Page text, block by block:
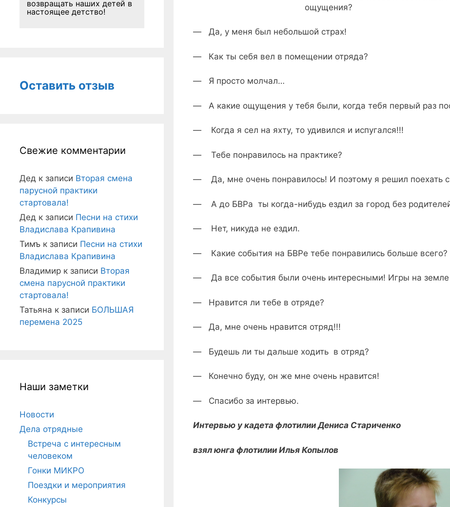
ощущения?
— Да, у меня был небольшой страх!
— Как ты себя вел в помещении отряда?
— Я просто молчал…
— А какие ощущения у тебя были, когда тебя первый раз
— Когда я сел на яхту, то удивился и испугался!!!
— Тебе понравилось на практике?
— Да, мне очень понравилось! И поэтому я решил поехать
— А до БВРа ты когда-нибудь ездил за город без
— Нет, никуда не ездил.
— Какие события на БВРе тебе понравились больше всего?
— Да все события были очень интересными! Игры на
— Нравится ли тебе в отряде?
— Да, мне очень нравится отряд!!!
— Будешь ли ты дальше ходить в отряд?
— Конечно буду, он же мне очень нравится!
— Спасибо за интервью.
Интервью у кадета флотилии Дениса Стариченко
взял юнга флотилии Илья Копылов
возвращать наших детей в
настоящее детство!
Оставить отзыв
Свежие комментарии
Дед к записи Вторая смена
парусной практики
стартовала!
Дед к записи Песни на стихи
Владислава Крапивина
Тимъ к записи Песни на стихи
Владислава Крапивина
Владимир к записи Вторая
смена парусной практики
стартовала!
Татьяна к записи БОЛЬШАЯ
перемена 2025
Наши заметки
Новости
Дела отрядные
Встреча с интересным
человеком
Гонки МИКРО
Поездки и мероприятия
Конкурсы